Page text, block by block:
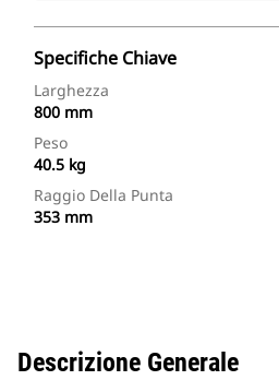
Specifiche Chiave
Larghezza
800 mm
Peso
40.5 kg
Raggio Della Punta
353 mm
Descrizione Generale